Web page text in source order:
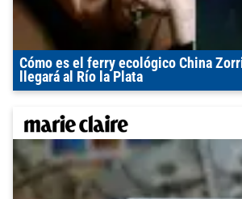
Cómo es el ferry ecológico China
llegará al Río la Plata